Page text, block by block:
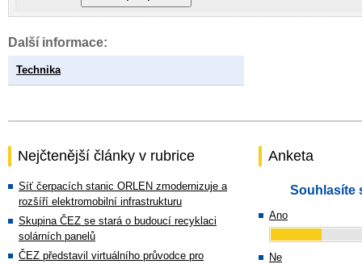
Další informace:
Technika
Nejčtenější články v rubrice
Síť čerpacích stanic ORLEN zmodernizuje a
rozšíří elektromobilní infrastrukturu
Skupina ČEZ se stará o budoucí recyklaci
solárních panelů
ČEZ představil virtuálního průvodce pro
Anketa
Souhlasíte
Ano
Ne